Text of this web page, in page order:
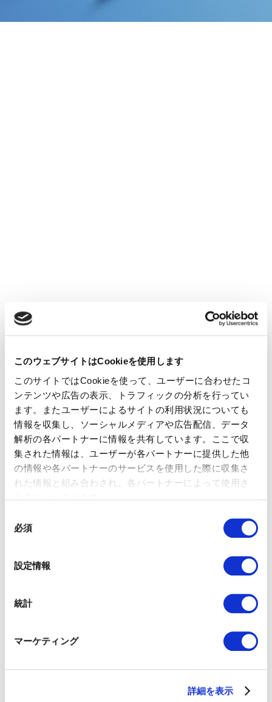
このウェブサイトはCookieを使用します
このサイトではCookieを使って、ユーザーに合わせたコ
ンテンツや広告の表示、トラフィックの分析を行ってい
ます。またユーザーによるサイトの利用状況についても
情報を収集し、ソーシャルメディアや広告配信、データ
解析の各パートナーに情報を共有しています。ここで収
集された情報は、ユーザーが各パートナーに提供した他
の情報や各パートナーのサービスを使用した際に収集さ
れた情報と組み合わされ、各パートナーによって使用さ
必須
設定情報
統計
マーケティング
詳細を表示